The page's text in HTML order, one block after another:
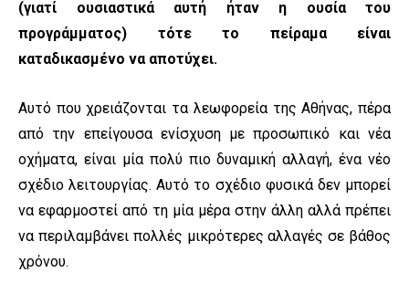
(γιατί ουσιαστικά αυτή ήταν η ουσία του
προγράμματος) τότε το πείραμα είναι
καταδικασμένο να αποτύχει.
Αυτό που χρειάζονται τα λεωφορεία της Αθήνας, πέρα
από την επείγουσα ενίσχυση με προσωπικό και νέα
οχήματα, είναι μία πολύ πιο δυναμική αλλαγή, ένα νέο
σχέδιο λειτουργίας. Αυτό το σχέδιο φυσικά δεν μπορεί
να εφαρμοστεί από τη μία μέρα στην άλλη αλλά πρέπει
να περιλαμβάνει πολλές μικρότερες αλλαγές σε βάθος
χρόνου.